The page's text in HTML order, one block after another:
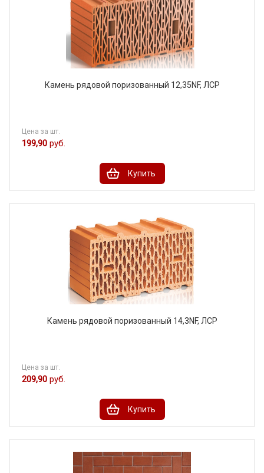
Камень рядовой поризованный 12,35NF, ЛСР
Цена за шт.
199,90 руб.
Купить
Камень рядовой поризованный 14,3NF, ЛСР
Цена за шт.
209,90 руб.
Купить